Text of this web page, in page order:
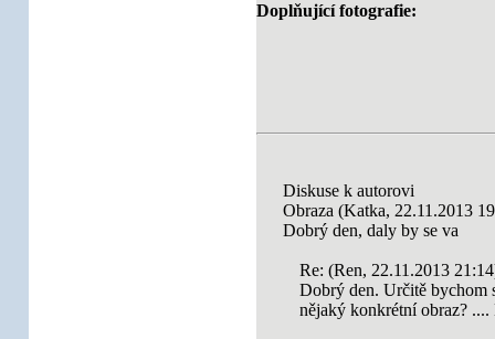
Doplňující fotografie:
Diskuse k autorovi
Obraza (Katka, 22.11.2013
Dobrý den, daly by se va
Re: (Ren, 22.11.2013
Dobrý den. Určitě bychom
nějaký konkrétní obraz? ....